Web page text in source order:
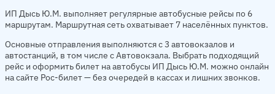
ИП Дысь Ю.М. выполняет регулярные автобусные рейсы по 6
маршрутам. Маршрутная сеть охватывает 7 населённых пунктов.
Основные отправления выполняются с 3 автовокзалов и
автостанций, в том числе с Автовокзала. Выбрать подходящий
рейс и оформить билет на автобусы ИП Дысь Ю.М. можно онлайн
на сайте Рос-билет — без очередей в кассах и лишних звонков.